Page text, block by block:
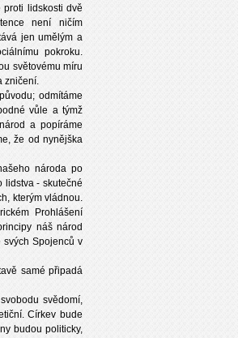
proti lidskosti dvě
není ničím
jen umělým a
pokroku.
světovému míru
zničení.
odmítáme
vůle a týmž
a popíráme
že od nynějška
národa po
lidstva - skutečné
kterým vládnou.
Prohlášení
náš národ
svých Spojenců v
samé připadá
svědomí,
Církev bude
budou politicky,